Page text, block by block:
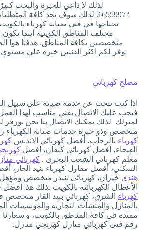
لذلك لا داعي للحيرة والبحث
66559972. لذلك سوف تجد كافة
تحتاجها في فني صيانة كهرباء
مختلف المناطق الكويتية أينما تكون
متخصصين بكافة المناطق. هدفنا هوا
نوفر لكم اكثر الفنيين خبرة علي
مصلح كهربائي
اذا كنت تبحث عن خدمة صيانة علي سبيل
فيجب عليك الاتصال بفني مناسب لهذا
لمنزلك لذلك يمكنك الاتصال بنا نحن
متخصص وذو خبرة خدمات صيانة الكهرباء
كهرباء بالرحاب، أفضل كهربائي الاندلس
الفيحاء، أفضل كهربائي كيفان، أفضل
معلم كهربائي الشعب البحري . كهربائي
السكني، أفضل مقاول كهرباء بنيد الجار،
هندي خيران، كهربائي بنيدر متخصص ومؤهل
الأعطال الكهربائية بالكويت لذلك هذا
كهرباء الشرق، كهربائي بنيد القار متخصص
بالمنازل والمنشآت التجارية والمؤسسات
ممتدة في كافة المناطق بالكويت، وأسعارنا
رقم فني كهربائي منازل كهربجي منازل.